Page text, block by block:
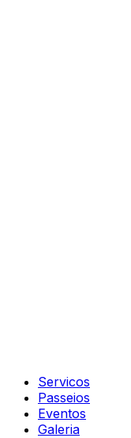
Servicos
Passeios
Eventos
Galeria